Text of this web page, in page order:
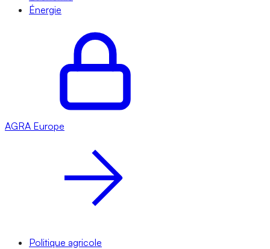
Énergie
AGRA Europe
Politique agricole